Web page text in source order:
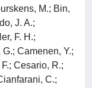
M.; Bin,
J. A.;
F. H.;
Camenen, Y.;
Cesario, R.;
C.;